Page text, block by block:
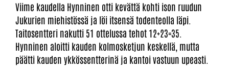
Viime kaudella Hynninen otti kevättä kohti ison ruudun
Jukurien miehistössä ja löi itsensä todenteolla läpi.
Taitosentteri nakutti 51 ottelussa tehot 12+23=35.
Hynninen aloitti kauden kolmosketjun keskellä, mutta
päätti kauden ykkössentterinä ja kantoi vastuun upeasti.